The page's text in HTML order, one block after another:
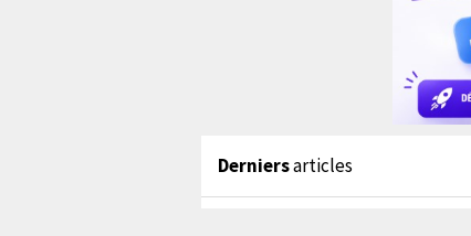
Derniersarticles